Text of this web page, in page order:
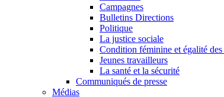
Campagnes
Bulletins Directions
Politique
La justice sociale
Condition féminine et égalité des
Jeunes travailleurs
La santé et la sécurité
Communiqués de presse
Médias